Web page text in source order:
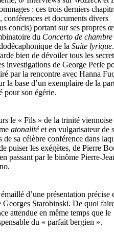
: ces trois derniers
conférences et documents divers
concis) portant sur ses propres
du Concerto de chambre
de la Suite lyrique
bien de dévoiler tous les
investigations de George Perle
par la rencontre avec Hanna
la base d’un exemplaire de la
pour son égérie.
le « Fils » de la trinité viennoise
atonalitéet en vulgarisateur de
de sa célèbre conférence dans
puiser les exégètes, de Pierre
passant par le binôme
d’une présentation précise
Georges Starobinski. De quoi
attendue en même temps que le
du « parfait bergien ».